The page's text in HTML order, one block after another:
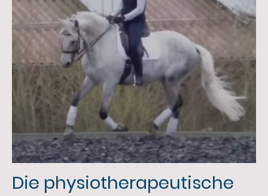
Die physiotherapeutische